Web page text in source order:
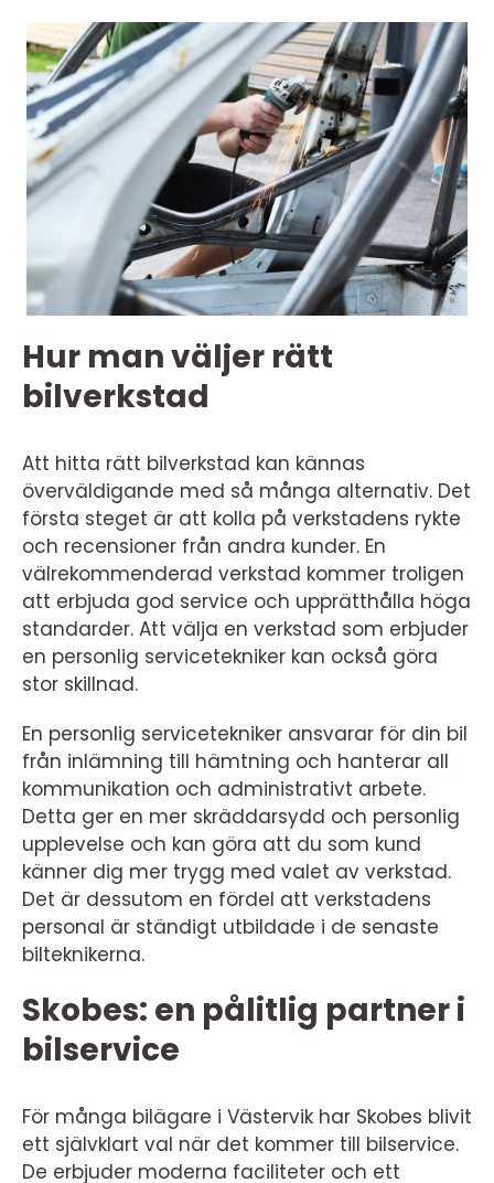
Hur man väljer rätt
bilverkstad
Att hitta rätt bilverkstad kan kännas
överväldigande med så många alternativ. Det
första steget är att kolla på verkstadens rykte
och recensioner från andra kunder. En
välrekommenderad verkstad kommer troligen
att erbjuda god service och upprätthålla höga
standarder. Att välja en verkstad som erbjuder
en personlig servicetekniker kan också göra
stor skillnad.
En personlig servicetekniker ansvarar för din bil
från inlämning till hämtning och hanterar all
kommunikation och administrativt arbete.
Detta ger en mer skräddarsydd och personlig
upplevelse och kan göra att du som kund
känner dig mer trygg med valet av verkstad.
Det är dessutom en fördel att verkstadens
personal är ständigt utbildade i de senaste
bilteknikerna.
Skobes: en pålitlig partner i
bilservice
För många bilägare i Västervik har Skobes blivit
ett självklart val när det kommer till bilservice.
De erbjuder moderna faciliteter och ett